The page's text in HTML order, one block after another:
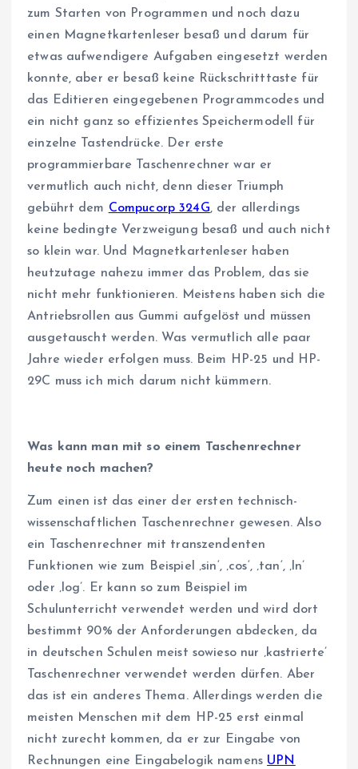
zum Starten von Programmen und noch dazu
einen Magnetkartenleser besaß und darum für
etwas aufwendigere Aufgaben eingesetzt werden
konnte, aber er besaß keine Rückschritttaste für
das Editieren eingegebenen Programmcodes und
ein nicht ganz so effizientes Speichermodell für
einzelne Tastendrücke. Der erste
programmierbare Taschenrechner war er
vermutlich auch nicht, denn dieser Triumph
gebührt dem Compucorp 324G, der allerdings
keine bedingte Verzweigung besaß und auch nicht
so klein war. Und Magnetkartenleser haben
heutzutage nahezu immer das Problem, das sie
nicht mehr funktionieren. Meistens haben sich die
Antriebsrollen aus Gummi aufgelöst und müssen
ausgetauscht werden. Was vermutlich alle paar
Jahre wieder erfolgen muss. Beim HP-25 und HP-
29C muss ich mich darum nicht kümmern.
Was kann man mit so einem Taschenrechner
heute noch machen?
Zum einen ist das einer der ersten technisch-
wissenschaftlichen Taschenrechner gewesen. Also
ein Taschenrechner mit transzendenten
Funktionen wie zum Beispiel ‚sin‘, ‚cos‘, ‚tan‘, ‚ln’
oder ‚log’. Er kann so zum Beispiel im
Schulunterricht verwendet werden und wird dort
bestimmt 90% der Anforderungen abdecken, da
in deutschen Schulen meist sowieso nur ‚kastrierte’
Taschenrechner verwendet werden dürfen. Aber
das ist ein anderes Thema. Allerdings werden die
meisten Menschen mit dem HP-25 erst einmal
nicht zurecht kommen, da er zur Eingabe von
Rechnungen eine Eingabelogik namens UPN